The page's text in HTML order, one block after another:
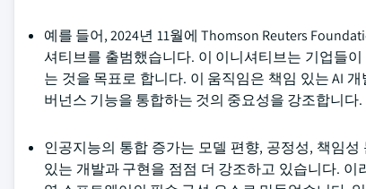
예를 들어, 2024년 11월에 Thomson Reuters
셔티브를 출범했습니다. 이 이니셔티브는 기업들
는 것을 목표로 합니다. 이 움직임은 책임 있는 AI
버넌스 기능을 통합하는 것의 중요성을 강조합니다.
인공지능의 통합 증가는 모델 편향, 공정성, 책임
있는 개발과 구현을 점점 더 강조하고 있습니다.